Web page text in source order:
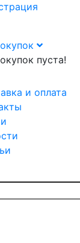
пуста!
и оплата